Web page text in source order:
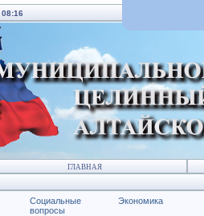
08:16
ГЛАВНАЯ
Социальные
вопросы
Экономика